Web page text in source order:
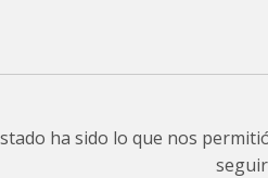
ha sido lo que nos